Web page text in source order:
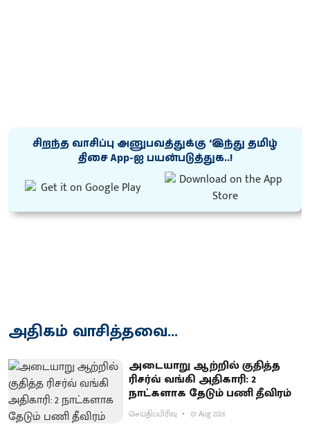
சிறந்த வாசிப்பு அனுபவத்துக்கு ‘இந்து தமிழ்
திசை App-ஐ பயன்படுத்துக..!
அதிகம் வாசித்தவை...
அடையாறு ஆற்றில் குதித்த
ரிசர்வ் வங்கி அதிகாரி: 2
நாட்களாக தேடும் பணி தீவிரம்
செய்திப்பிரிவு 07 Aug 2026